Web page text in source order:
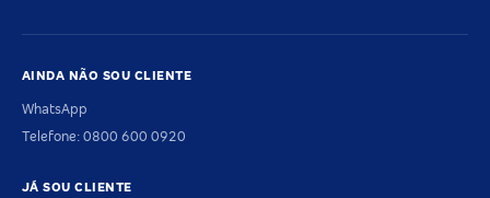
AINDA NÃO SOU CLIENTE
WhatsApp
Telefone: 0800 600 0920
JÁ SOU CLIENTE